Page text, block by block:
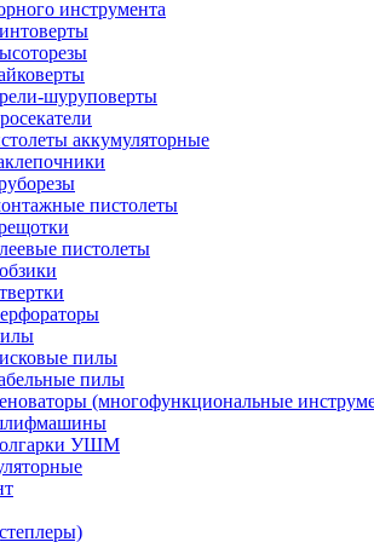
инструмента
шуруповерты
аккумуляторные
пистолеты
пистолеты
пилы
пилы
(многофункциональные
УШМ